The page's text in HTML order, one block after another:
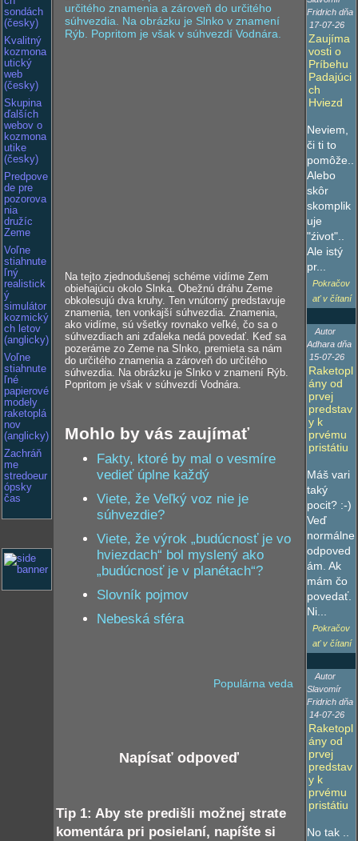
sondách
(česky)
Kvalitný
kozmona
utický
web
(česky)
Skupina
ďalších
webov o
kozmona
utike
(česky)
Predpove
de pre
pozorova
nia
družíc
Zeme
Voľne
stiahnute
ľný
realistick
ý
simulátor
kozmický
ch letov
(anglicky)
Voľne
stiahnute
ľné
papierové
modely
raketoplá
nov
(anglicky)
Zachráň
me
stredoeur
ópsky
čas
Na tejto zjednodušenej schéme vidíme Zem
obiehajúcu okolo Slnka. Obežnú dráhu Zeme
obkolesujú dva kruhy. Ten vnútorný predstavuje
znamenia, ten vonkajší súhvezdia. Znamenia,
ako vidíme, sú všetky rovnako veľké, čo sa o
súhvezdiach ani zďaleka nedá povedať. Keď sa
pozeráme zo Zeme na Slnko, premieta sa nám
do určitého znamenia a zároveň do určitého
súhvezdia. Na obrázku je Slnko v znamení Rýb.
Popritom je však v súhvezdí Vodnára.
Mohlo by vás zaujímať
Fakty, ktoré by mal o vesmíre
vedieť úplne každý
Viete, že Veľký voz nie je
súhvezdie?
Viete, že výrok „budúcnosť je vo
hviezdach“ bol myslený ako
„budúcnosť je v planétach“?
Slovník pojmov
Nebeská sféra
Populárna veda
Napísať odpoveď
Tip 1: Aby ste predišli možnej strate
komentára pri posielaní, napíšte si
Fridrich dňa
17-07-26
Zaujíma
vosti o
Príbehu
Padajúci
ch
Hviezd
Neviem,
či ti to
pomôže..
Alebo
skôr
skomplik
uje
"źivot"..
Ale istý
pr...
Pokračov
ať v čítaní
Autor
Adhara dňa
15-07-26
Raketopl
ány od
prvej
predstav
y k
prvému
pristátiu
Máš vari
taký
pocit? :-)
Veď
normálne
odpoved
ám. Ak
mám čo
povedať.
Ni...
Pokračov
ať v čítaní
Autor
Slavomír
Fridrich dňa
14-07-26
Raketopl
ány od
prvej
predstav
y k
prvému
pristátiu
No tak ..